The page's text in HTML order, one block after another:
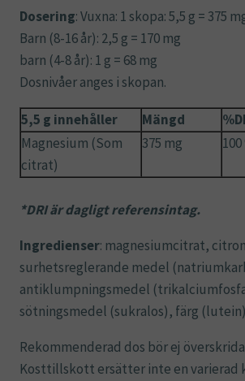
Dosering: Vuxna: 1 skopa: 5,5 g = 375
Barn (8-16 år): 2,5 g = 170 mg
barn (4-8 år): 1 g = 68 mg
Dosnivåer anges i skopan.
5,5 g innehåller Mängd
Magnesium (Som
citrat)
375 mg
*DRI är dagligt referensintag.
Ingredienser: magnesiumcitrat,
surhetsreglerande medel
antiklumpningsmedel
sötningsmedel (sukralos), färg
Rekommenderad dos bör ej
Kosttillskott ersätter inte en varierad